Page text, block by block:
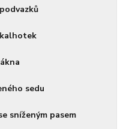
sedu
sníženým pasem